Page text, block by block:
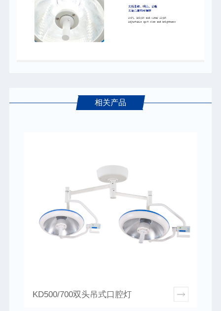
相关产品
KD500/700双头吊式口腔灯